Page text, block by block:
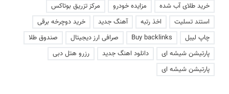
خرید طلای آب شده
مزایده خودرو
مرکز تزریق بوتاکس
استند تسلیت
اخذ رتبه آهنگ جدید
خرید دوچرخه برقی
چاپ لیبل
Buy backlinks صرافی ارز دیجیتال
صندوق طلا
پارتیشن شیشه ای
دانلود اهنگ جدید
رزرو هتل دبی
پارتیشن شیشه ای